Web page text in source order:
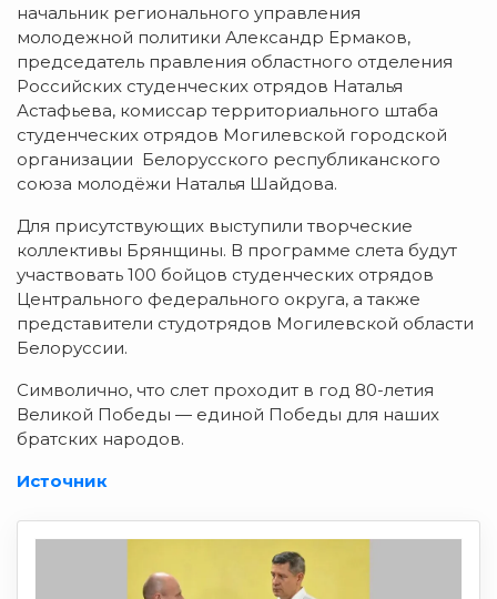
начальник регионального управления
молодежной политики Александр Ермаков,
председатель правления областного отделения
Российских студенческих отрядов Наталья
Астафьева, комиссар территориального штаба
студенческих отрядов Могилевской городской
организации Белорусского республиканского
союза молодёжи Наталья Шайдова.
Для присутствующих выступили творческие
коллективы Брянщины. В программе слета будут
участвовать 100 бойцов студенческих отрядов
Центрального федерального округа, а также
представители студотрядов Могилевской области
Белоруссии.
Символично, что слет проходит в год 80-летия
Великой Победы — единой Победы для наших
братских народов.
Источник